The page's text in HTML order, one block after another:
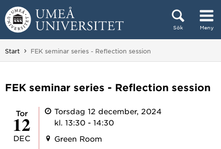
Hoppa direkt till innehållet
Sök Meny
Huvudmenyn dold.
Start Du är här:
FEK seminar series - Reflection session
FEK seminar series - Reflection session
tor
12
DEC
Torsdag 12 december, 2024
kl. 13:30 - 14:30
Green Room